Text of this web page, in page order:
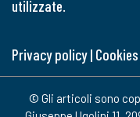
utilizzate.
Privacy policy|
© Gli articoli sono